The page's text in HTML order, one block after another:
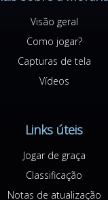
Visão geral
Como jogar?
Capturas de tela
Vídeos
Links úteis
Jogar de graça
Classificação
Notas de atualização